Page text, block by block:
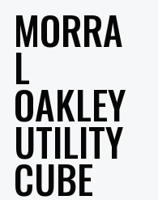
MORRA
L
OAKLEY
UTILITY
CUBE